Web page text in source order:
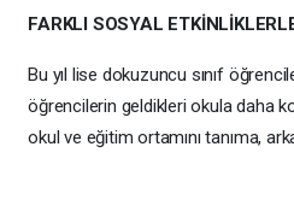
FARKLI SOSYAL
Bu yıl lise dokuzuncu sınıf
öğrencilerin geldikleri okula daha
okul ve eğitim ortamını tanıma,